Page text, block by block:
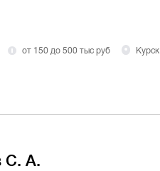
от 150 до 500 тыс руб Курск
С. А.